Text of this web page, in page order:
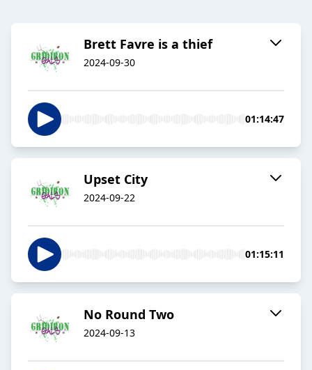
Brett Favre is a thief
2024-09-30
01:14:47
Upset City
2024-09-22
01:15:11
No Round Two
2024-09-13